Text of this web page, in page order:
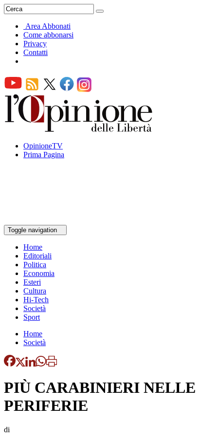
Area Abbonati
Come abbonarsi
Privacy
Contatti
OpinioneTV
Prima Pagina
Toggle navigation
Home
Editoriali
Politica
Economia
Esteri
Cultura
Hi-Tech
Società
Sport
Home
Società
PIÙ CARABINIERI NELLE
PERIFERIE
di